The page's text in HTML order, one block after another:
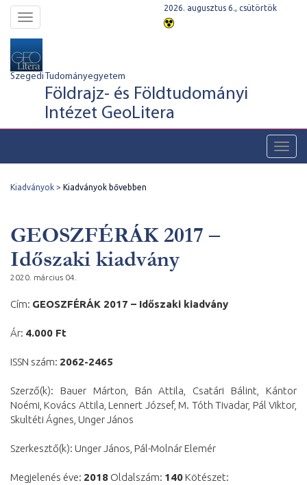
Toggle
navigation
2026. augusztus 6., csütörtök
Szegedi Tudományegyetem
Földrajz- és Földtudományi
Intézet GeoLitera
Kiadványok Kiadványok bővebben
GEOSZFÉRÁK 2017 –
Időszaki kiadvány
2020. március 04.
Cím: GEOSZFÉRÁK 2017 – Időszaki kiadvány
Ár: 4.000 Ft
ISSN szám: 2062-2465
Szerző(k): Bauer Márton, Bán Attila, Csatári Bálint, Kántor
Noémi, Kovács Attila, Lennert József, M. Tóth Tivadar, Pál Viktor,
Skultéti Ágnes, Unger János
Szerkesztő(k): Unger János, Pál-Molnár Elemér
Megjelenés éve: 2018 Oldalszám: 140 Kötészet: